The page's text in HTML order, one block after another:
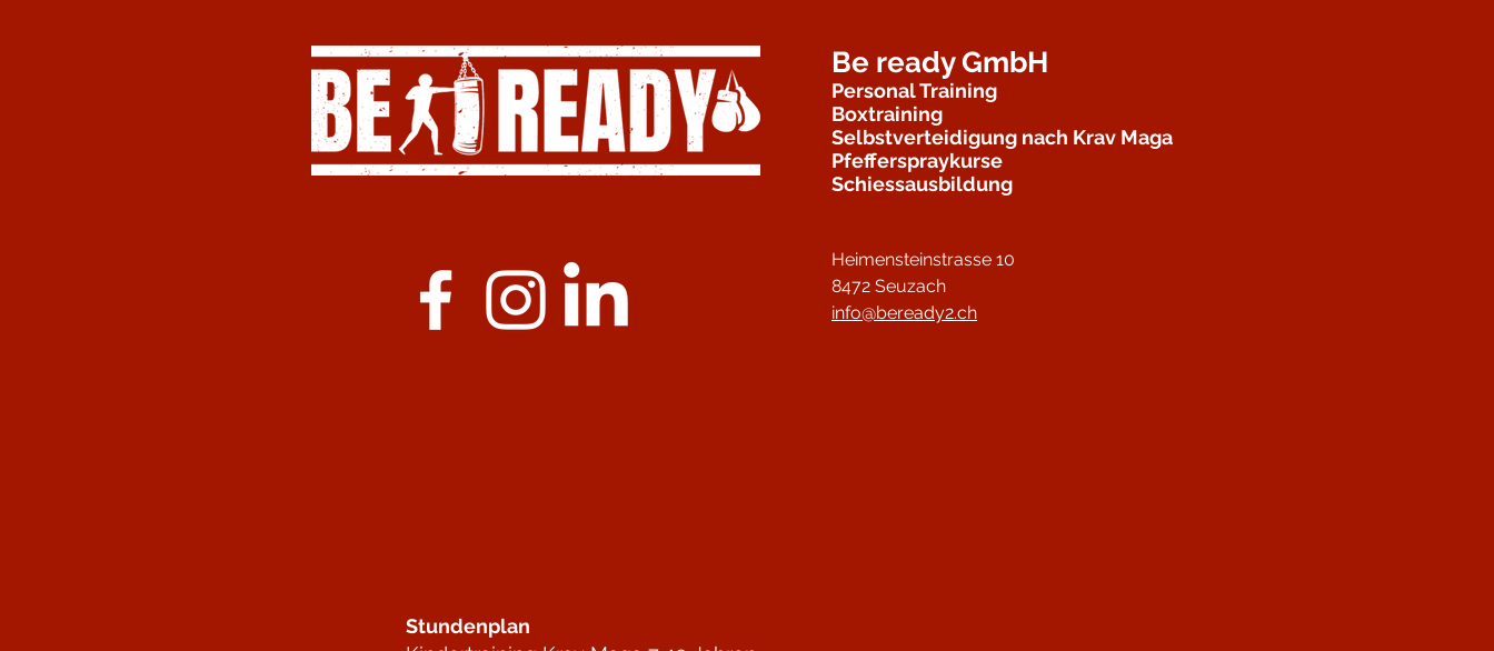
Be ready GmbH
Personal Training
Boxtraining
Selbstverteidigung nach Krav Maga
Pfefferspraykurse
Schiessausbildung
Heimensteinstrasse 10
8472 Seuzach
info@beready2.ch
Stundenplan